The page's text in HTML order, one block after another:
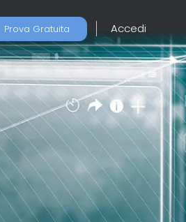
Prova Gratuita Accedi